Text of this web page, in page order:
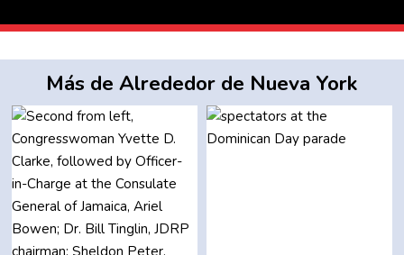
Más de Alrededor de Nueva York